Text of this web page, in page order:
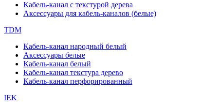
Кабель-канал с текстурой дерева
Аксессуары для кабель-каналов (белые)
TDM
Кабель-канал народный белый
Аксессуары белые
Кабель-канал белый
Кабель-канал текстура дерево
Кабель-канал перфорированный
IEK